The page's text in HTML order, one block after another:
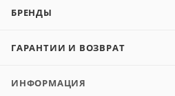
БРЕНДЫ
ГАРАНТИИ И ВОЗВРАТ
ИНФОРМАЦИЯ